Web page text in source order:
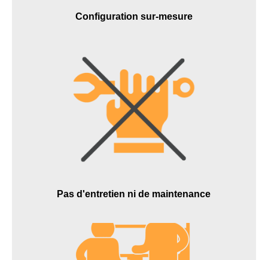
Configuration sur-mesure
Pas d'entretien ni de maintenance